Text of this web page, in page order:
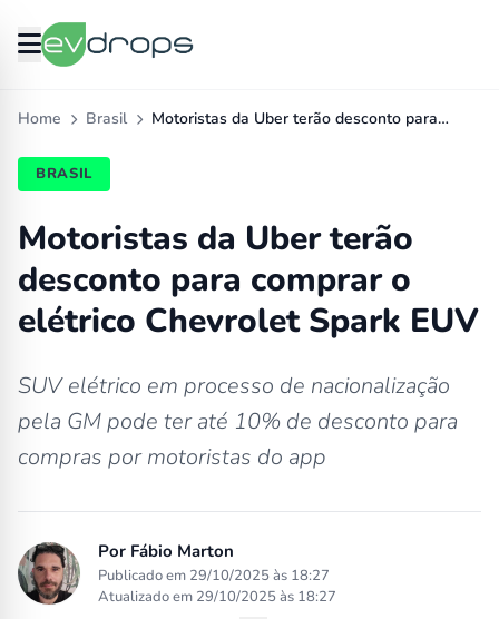
Home Brasil Motoristas da Uber terão desconto para…
BRASIL
Motoristas da Uber terão
desconto para comprar o
elétrico Chevrolet Spark EUV
SUV elétrico em processo de nacionalização
pela GM pode ter até 10% de desconto para
compras por motoristas do app
Por Fábio Marton
Publicado em 29/10/2025 às 18:27
Atualizado em 29/10/2025 às 18:27